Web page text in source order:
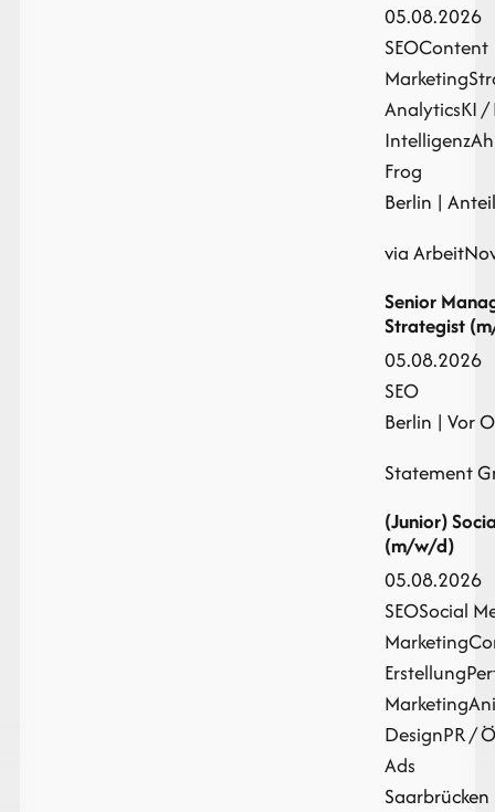
05.08.2026
SEOContent
Marketing
AnalyticsKI /
Intelligenz
Frog
Berlin |
via
Senior
Strategist
05.08.2026
SEO
Berlin | Vor
Statement
(Junior)
(m/w/d)
05.08.2026
SEOSocial
Marketing
Erstellung
Marketing
DesignPR /
Ads